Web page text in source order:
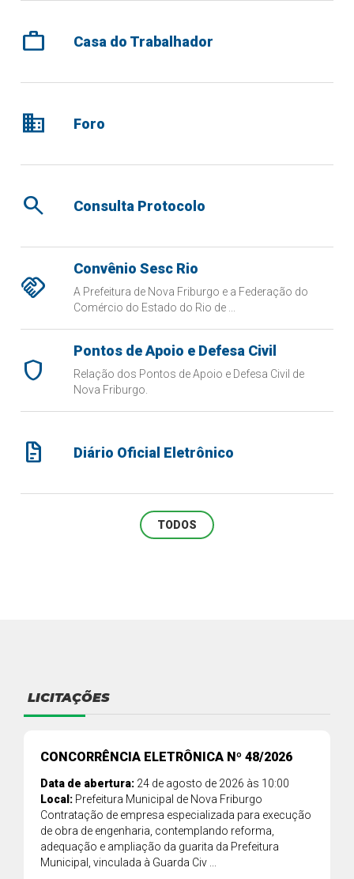
work Casa do Trabalhador
domain Foro
search Consulta Protocolo
handshake
Convênio Sesc Rio
A Prefeitura de Nova Friburgo e a Federação do
Comércio do Estado do Rio de ...
shield
Pontos de Apoio e Defesa Civil
Relação dos Pontos de Apoio e Defesa Civil de
Nova Friburgo.
docs Diário Oficial Eletrônico
TODOS
LICITAÇÕES
CONCORRÊNCIA ELETRÔNICA Nº 48/2026
Data de abertura: 24 de agosto de 2026 às 10:00
Local: Prefeitura Municipal de Nova Friburgo
Contratação de empresa especializada para execução
de obra de engenharia, contemplando reforma,
adequação e ampliação da guarita da Prefeitura
Municipal, vinculada à Guarda Civ ...